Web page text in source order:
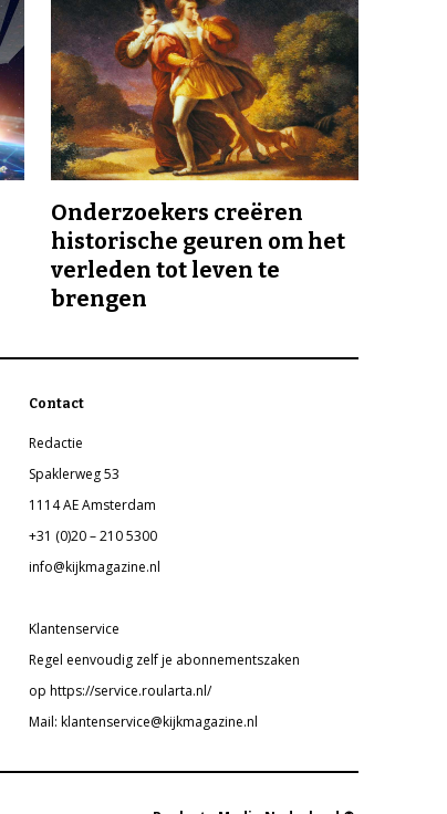
Onderzoekers creëren
historische geuren om het
verleden tot leven te
brengen
Contact
Redactie
Spaklerweg 53
1114 AE Amsterdam
+31 (0)20 – 210 5300
info@kijkmagazine.nl
Klantenservice
Regel eenvoudig zelf je abonnementszaken
op https://service.roularta.nl/
Mail: klantenservice@kijkmagazine.nl